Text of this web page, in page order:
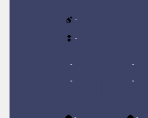
-
-
-
-
-
-